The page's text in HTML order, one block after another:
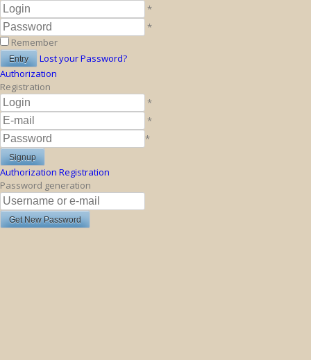
*
*
Remember
Lost your Password?
Authorization
Registration
*
*
*
Authorization Registration
Password generation